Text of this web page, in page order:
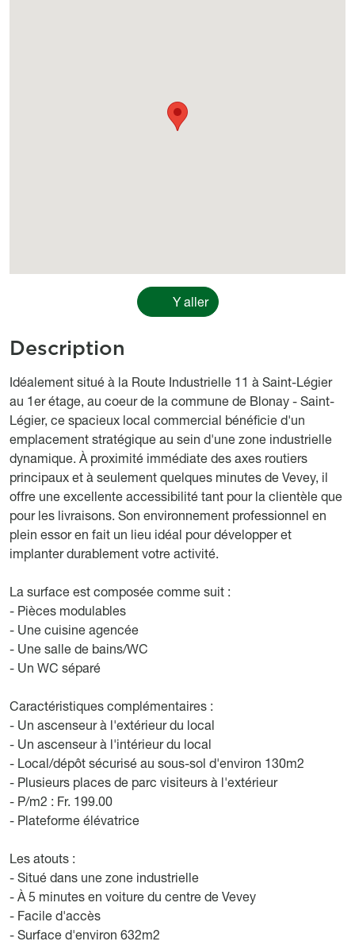
Y aller
Description
body
Idéalement situé à la Route Industrielle 11 à Saint-Légier
au 1er étage, au coeur de la commune de Blonay - Saint-
Légier, ce spacieux local commercial bénéficie d'un
emplacement stratégique au sein d'une zone industrielle
dynamique. À proximité immédiate des axes routiers
principaux et à seulement quelques minutes de Vevey, il
offre une excellente accessibilité tant pour la clientèle que
pour les livraisons. Son environnement professionnel en
plein essor en fait un lieu idéal pour développer et
implanter durablement votre activité.
La surface est composée comme suit :
- Pièces modulables
- Une cuisine agencée
- Une salle de bains/WC
- Un WC séparé
Caractéristiques complémentaires :
- Un ascenseur à l'extérieur du local
- Un ascenseur à l'intérieur du local
- Local/dépôt sécurisé au sous-sol d'environ 130m2
- Plusieurs places de parc visiteurs à l'extérieur
- P/m2 : Fr. 199.00
- Plateforme élévatrice
Les atouts :
- Situé dans une zone industrielle
- À 5 minutes en voiture du centre de Vevey
- Facile d'accès
- Surface d'environ 632m2